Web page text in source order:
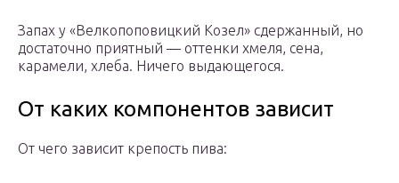
Запах у «Велкопоповицкий Козел» сдержанный, но
достаточно приятный — оттенки хмеля, сена,
карамели, хлеба. Ничего выдающегося.
От каких компонентов зависит
От чего зависит крепость пива: